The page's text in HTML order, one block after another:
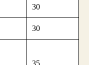
30
30
35